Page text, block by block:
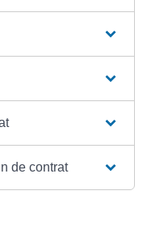
de contrat